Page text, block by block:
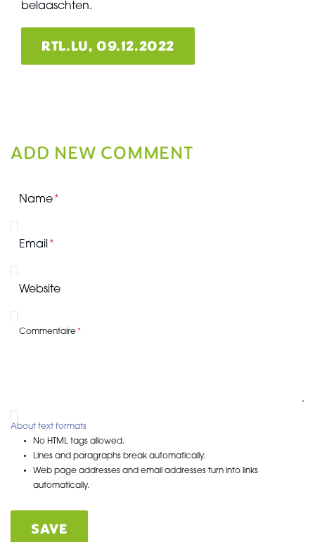
belaaschten.
RTL.LU, 09.12.2022
ADD NEW COMMENT
Name
Email
Website
Commentaire
About text formats
No HTML tags allowed.
Lines and paragraphs break automatically.
Web page addresses and email addresses turn into links
automatically.
SAVE